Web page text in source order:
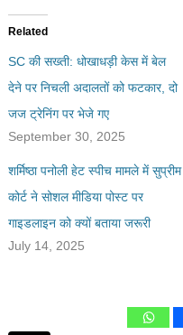
Related
SC की सख्ती: धोखाधड़ी केस में बेल
देने पर निचली अदालतों को फटकार, दो
जज ट्रेनिंग पर भेजे गए
September 30, 2025
शर्मिष्ठा पनोली हेट स्पीच मामले में सुप्रीम
कोर्ट ने सोशल मीडिया पोस्ट पर
गाइडलाइन को क्यों बताया जरूरी
July 14, 2025